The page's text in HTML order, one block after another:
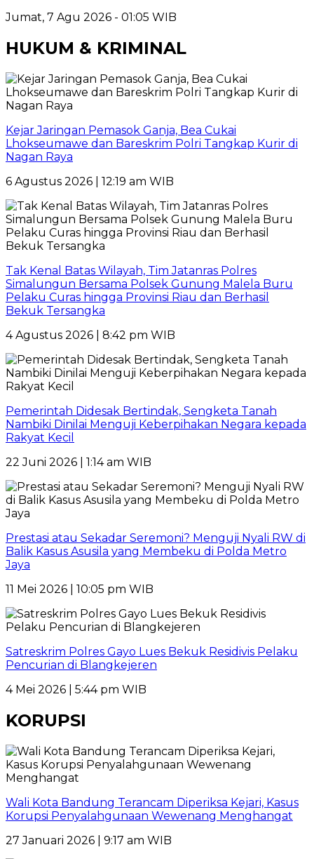
Jumat, 7 Agu 2026 - 01:05 WIB
HUKUM & KRIMINAL
Kejar Jaringan Pemasok Ganja, Bea Cukai
Lhokseumawe dan Bareskrim Polri Tangkap Kurir di
Nagan Raya
6 Agustus 2026 | 12:19 am WIB
Tak Kenal Batas Wilayah, Tim Jatanras Polres
Simalungun Bersama Polsek Gunung Malela Buru
Pelaku Curas hingga Provinsi Riau dan Berhasil
Bekuk Tersangka
4 Agustus 2026 | 8:42 pm WIB
Pemerintah Didesak Bertindak, Sengketa Tanah
Nambiki Dinilai Menguji Keberpihakan Negara kepada
Rakyat Kecil
22 Juni 2026 | 1:14 am WIB
Prestasi atau Sekadar Seremoni? Menguji Nyali RW di
Balik Kasus Asusila yang Membeku di Polda Metro
Jaya
11 Mei 2026 | 10:05 pm WIB
Satreskrim Polres Gayo Lues Bekuk Residivis Pelaku
Pencurian di Blangkejeren
4 Mei 2026 | 5:44 pm WIB
KORUPSI
Wali Kota Bandung Terancam Diperiksa Kejari, Kasus
Korupsi Penyalahgunaan Wewenang Menghangat
27 Januari 2026 | 9:17 am WIB